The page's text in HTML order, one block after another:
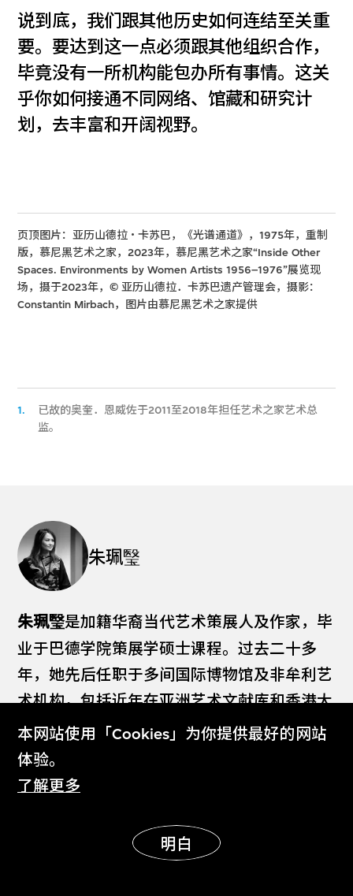
本网站使用「Cookies」为你提供最好的网站
体验。
了解更多
明白
说到底，我们跟其他历史如何连结至关重
要。要达到这一点必须跟其他组织合作，
毕竟没有一所机构能包办所有事情。这关
乎你如何接通不同网络、馆藏和研究计
划，去丰富和开阔视野。
页顶图片：亚历山德拉・卡苏巴，《光谱通道》，1975年，重制
版，慕尼黑艺术之家，2023年，慕尼黑艺术之家“Inside Other
Spaces. Environments by Women Artists 1956–1976”展览现
场，摄于2023年，© 亚历山德拉．卡苏巴遗产管理会，摄影：
Constantin Mirbach，图片由慕尼黑艺术之家提供
1.
已故的奥奎．恩威佐于2011至2018年担任艺术之家艺术总
监。
朱珮瑿
朱珮瑿是加籍华裔当代艺术策展人及作家，毕
业于巴德学院策展学硕士课程。过去二十多
年，她先后任职于多间国际博物馆及非牟利艺
术机构，包括近年在亚洲艺术文献库和香港大
馆当代美术馆担任的策展工作。她亦创立多个
独立策展计划，包括RED-I Projects（2004–
2008）、与Savannah Gorton共同创立的
CCFWW_HK（2025年至今）。她的文章散见
于全球各大出版物。